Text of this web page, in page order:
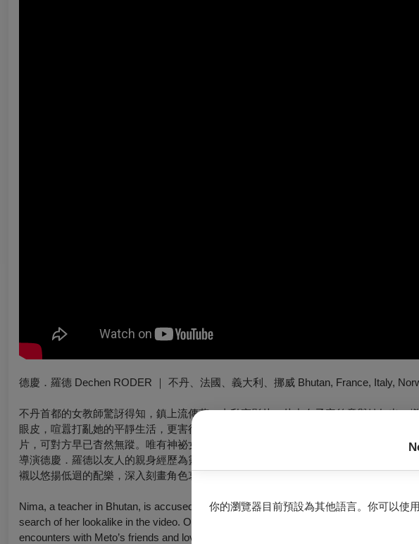
你的瀏覽器目前預設為其他語言。你可以使
德慶．羅德 Dechen RODER ｜ 不丹、法國、義大利、挪威 Bhutan, France, Italy,
不丹首都的女教師驚訝得知，鎮上流傳著一支私密影片，片中女子容貌竟與她如出一
眼皮，喧囂打亂她的平靜生活，更害得她失去教職。為了自證清白，她踏上尋找影中
片，可對方早已杳然無蹤。唯有神祕女子的祖母堅信，只要她能吟唱村裡那首「被偷
導演德慶．羅德以友人的親身經歷為靈感，藉女性身分的剝奪與傳統歌謠的挪用，映
襯以悠揚低迴的配樂，深入刻畫角色哀而不傷的情感紋理。片中音樂家輕撥琴弦，主
Nima, a teacher in Bhutan, is accused of being in a non-consensual pornographic
search of her lookalike in the video. Once there, she is told her doppelgänger, Meto,
encounters with Meto’s friends and lovers. As Nima begins to unravel the fragments of